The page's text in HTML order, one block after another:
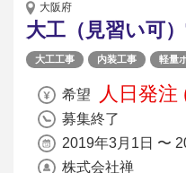
大阪府
大工（見習い可
大工工事 内装工事 軽量
希望 人日発注
募集終了
2019年3月1日 〜
株式会社禅